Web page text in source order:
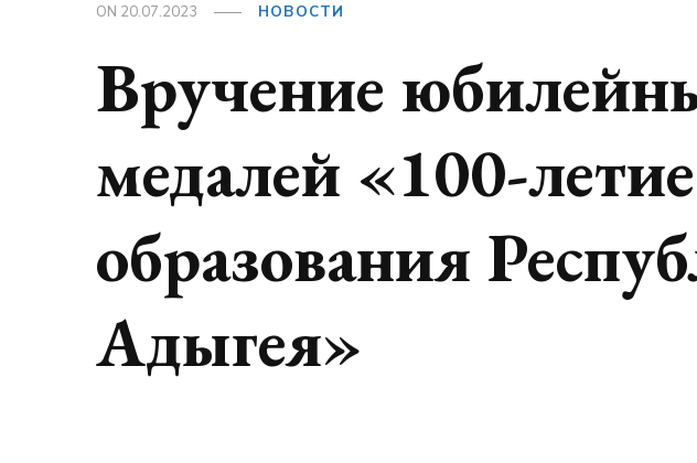
ON 20.07.2023 НОВОСТИ
Вручение
медалей «100-летие
образования
Адыгея»